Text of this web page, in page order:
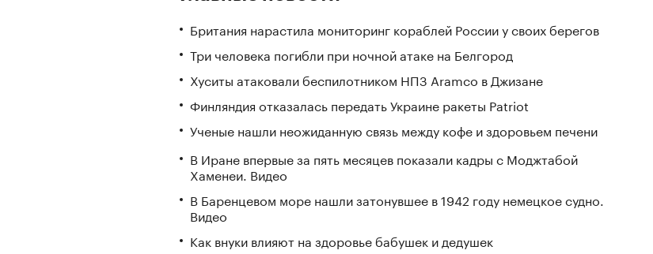
Британия нарастила мониторинг кораблей России у своих берегов
Три человека погибли при ночной атаке на Белгород
Хуситы атаковали беспилотником НПЗ Aramco в Джизане
Финляндия отказалась передать Украине ракеты Patriot
Ученые нашли неожиданную связь между кофе и здоровьем печени
В Иране впервые за пять месяцев показали кадры с Моджтабой
Хаменеи. Видео
В Баренцевом море нашли затонувшее в 1942 году немецкое судно.
Видео
Как внуки влияют на здоровье бабушек и дедушек